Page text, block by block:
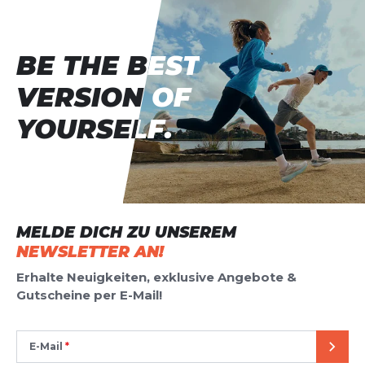
MELDE DICH ZU UNSEREM
NEWSLETTER AN!
Erhalte Neuigkeiten, exklusive Angebote &
Gutscheine per E-Mail!
E-Mail
BE THE BEST
VERSION OF
YOURSELF.
BE THE BEST
VERSION OF
YOURSELF.